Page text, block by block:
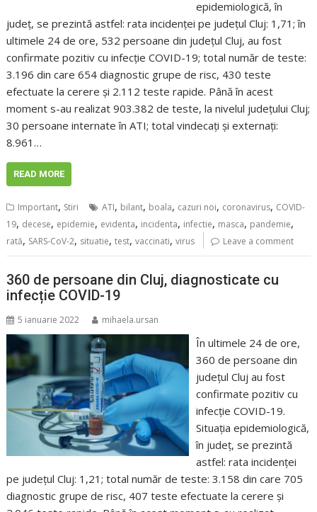
epidemiologică, în
județ, se prezintă astfel: rata incidenței pe județul Cluj: 1,71; în
ultimele 24 de ore, 532 persoane din județul Cluj, au fost
confirmate pozitiv cu infecție COVID-19; total număr de teste:
3.196 din care 654 diagnostic grupe de risc, 430 teste
efectuate la cerere și 2.112 teste rapide. Până în acest
moment s-au realizat 903.382 de teste, la nivelul județului Cluj;
30 persoane internate în ATI; total vindecați și externați:
8.961…
READ MORE
Important, Stiri ATI, bilant, boala, cazuri noi, coronavirus, COVID-
19, decese, epidemie, evidenta, incidenta, infectie, masca, pandemie,
rată, SARS-CoV-2, situatie,test,vaccinati,virus Leave a comment
360 de persoane din Cluj, diagnosticate cu
infecție COVID-19
5 ianuarie 2022 mihaela.ursan
În ultimele 24 de ore,
360 de persoane din
județul Cluj au fost
confirmate pozitiv cu
infecție COVID-19.
Situația epidemiologică,
în județ, se prezintă
astfel: rata incidenței
pe județul Cluj: 1,21; total număr de teste: 3.158 din care 705
diagnostic grupe de risc, 407 teste efectuate la cerere și